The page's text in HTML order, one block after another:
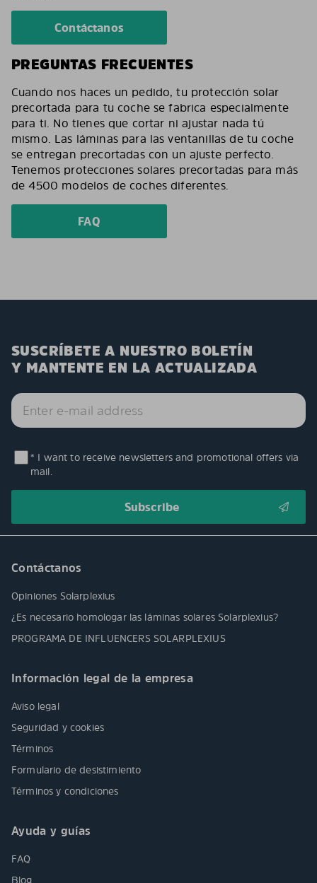
Contáctanos
PREGUNTAS FRECUENTES
Cuando nos haces un pedido, tu protección solar
precortada para tu coche se fabrica especialmente
para ti. No tienes que cortar ni ajustar nada tú
mismo. Las láminas para las ventanillas de tu coche
se entregan precortadas con un ajuste perfecto.
Tenemos protecciones solares precortadas para más
de 4500 modelos de coches diferentes.
FAQ
SUSCRÍBETE A NUESTRO BOLETÍN
Y MANTENTE EN LA ACTUALIZADA
* I want to receive newsletters and promotional offers via
mail.
Contáctanos
Opiniones Solarplexius
¿Es necesario homologar las láminas solares Solarplexius?
PROGRAMA DE INFLUENCERS SOLARPLEXIUS
Información legal de la empresa
Aviso legal
Seguridad y cookies
Términos
Formulario de desistimiento
Términos y condiciones
Ayuda y guías
FAQ
Blog